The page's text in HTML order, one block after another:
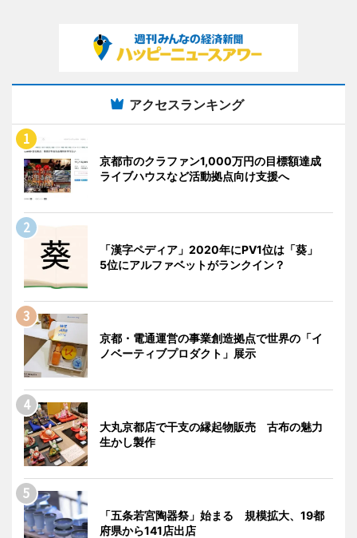
アクセスランキング
京都市のクラファン1,000万円の目標額達成
ライブハウスなど活動拠点向け支援へ
「漢字ペディア」2020年にPV1位は「葵」
5位にアルファベットがランクイン？
京都・電通運営の事業創造拠点で世界の「イ
ノベーティブプロダクト」展示
大丸京都店で干支の縁起物販売 古布の魅力
生かし製作
「五条若宮陶器祭」始まる 規模拡大、19都
府県から141店出店